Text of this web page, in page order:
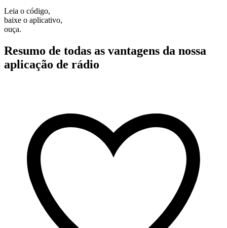
Leia o código,
baixe o aplicativo,
ouça.
Resumo de todas as vantagens da nossa
aplicação de rádio